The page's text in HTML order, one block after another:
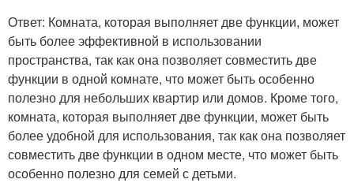
Ответ: Комната, которая выполняет две функции, может
быть более эффективной в использовании
пространства, так как она позволяет совместить две
функции в одной комнате, что может быть особенно
полезно для небольших квартир или домов. Кроме того,
комната, которая выполняет две функции, может быть
более удобной для использования, так как она позволяет
совместить две функции в одном месте, что может быть
особенно полезно для семей с детьми.